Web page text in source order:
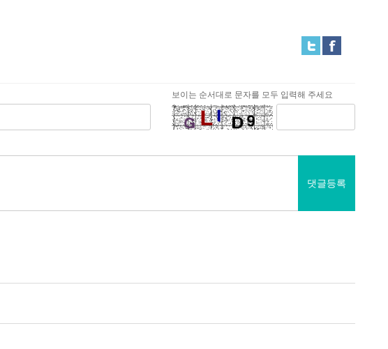
보이는 순서대로 문자를 모두 입력해 주세요
댓글등록